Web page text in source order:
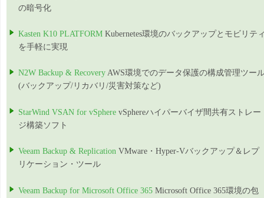
の暗号化
Kasten K10 PLATFORM Kubernetes環境のバックアップとモビリテ
を手軽に実現
N2W Backup & Recovery AWS環境でのデータ保護の構成管理ツー
(バックアップ/リカバリ/災害対策など)
StarWind VSAN for vSphere vSphereハイパーバイザ間共有ストレー
ジ構築ソフト
Veeam Backup & Replication VMware・Hyper-Vバックアップ＆レプ
リケーション・ツール
Veeam Backup for Microsoft Office 365 Microsoft Office 365環境の包